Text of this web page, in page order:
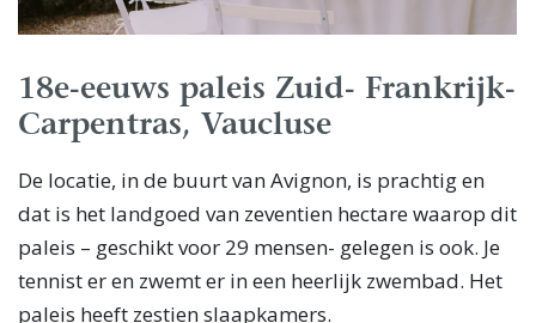
18e-eeuws paleis Zuid- Frankrijk-
Carpentras, Vaucluse
De locatie, in de buurt van Avignon, is prachtig en
dat is het landgoed van zeventien hectare waarop dit
paleis – geschikt voor 29 mensen- gelegen is ook. Je
tennist er en zwemt er in een heerlijk zwembad. Het
paleis heeft zestien slaapkamers.